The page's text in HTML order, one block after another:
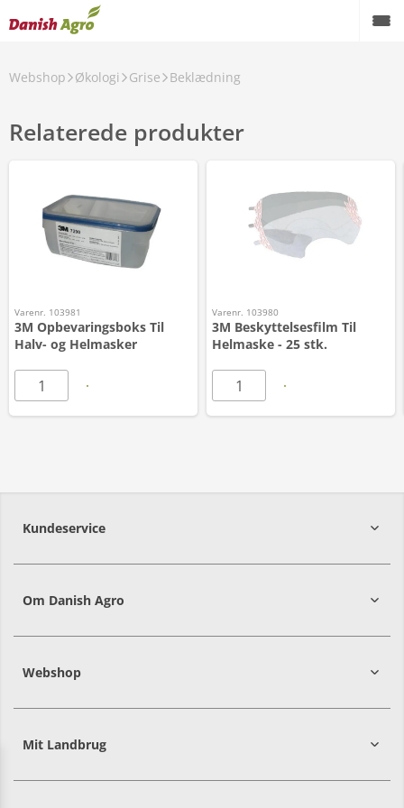
Webshop Økologi Grise Beklædning
Relaterede produkter
Varenr. 103981
3M Opbevaringsboks Til
Halv- og Helmasker
Varenr. 103980
3M Beskyttelsesfilm Til
Helmaske - 25 stk.
Kundeservice
Om Danish Agro
Webshop
Mit Landbrug